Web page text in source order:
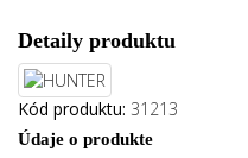
Detaily produktu
Kód produktu: 31213
Údaje o produkte